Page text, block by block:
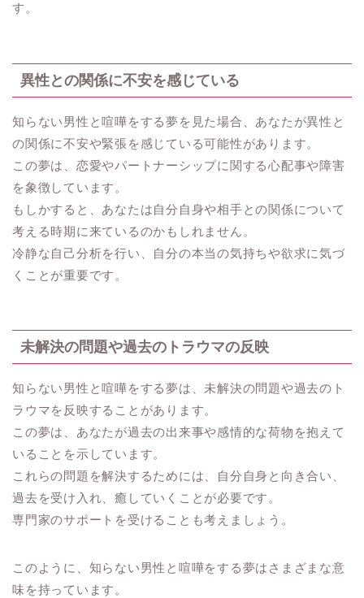
す。
異性との関係に不安を感じている
知らない男性と喧嘩をする夢を見た場合、あなたが異性と
の関係に不安や緊張を感じている可能性があります。
この夢は、恋愛やパートナーシップに関する心配事や障害
を象徴しています。
もしかすると、あなたは自分自身や相手との関係について
考える時期に来ているのかもしれません。
冷静な自己分析を行い、自分の本当の気持ちや欲求に気づ
くことが重要です。
未解決の問題や過去のトラウマの反映
知らない男性と喧嘩をする夢は、未解決の問題や過去のト
ラウマを反映することがあります。
この夢は、あなたが過去の出来事や感情的な荷物を抱えて
いることを示しています。
これらの問題を解決するためには、自分自身と向き合い、
過去を受け入れ、癒していくことが必要です。
専門家のサポートを受けることも考えましょう。
このように、知らない男性と喧嘩をする夢はさまざまな意
味を持っています。